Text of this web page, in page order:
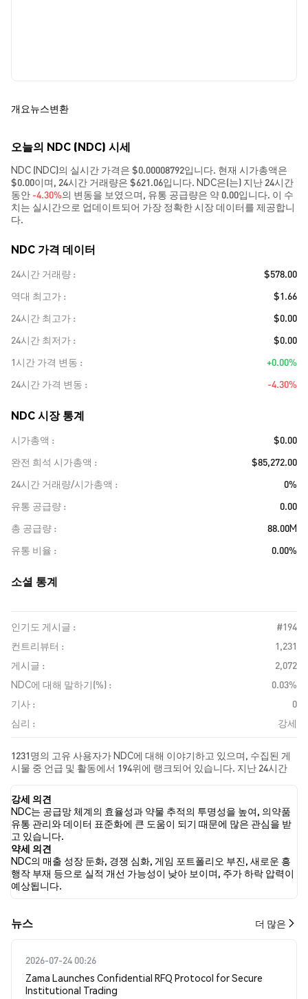
개요뉴스변환
오늘의 NDC (NDC) 시세
NDC (NDC)의 실시간 가격은 $0.00008792입니다. 현재 시가총액은
$0.00이며, 24시간 거래량은 $621.06입니다. NDC은(는) 지난 24시간
동안 -4.30%의 변동을 보였으며, 유통 공급량은 약 0.00입니다. 이 수
치는 실시간으로 업데이트되어 가장 정확한 시장 데이터를 제공합니
다.
NDC 가격 데이터
24시간 거래량
$578.00
역대 최고가
$1.66
24시간 최고가
$0.00
24시간 최저가
$0.00
1시간 가격 변동
+0.00%
24시간 가격 변동
-4.30%
NDC 시장 통계
시가총액
$0.00
완전 희석 시가총액
$85,272.00
24시간 거래량/시가총액
0%
유통 공급량
0.00
총 공급량
88.00M
유통 비율
0.00%
소셜 통계
인기도 게시글 :
#194
컨트리뷰터 :
1,231
게시글 :
2,072
NDC에 대해 말하기(%) :
0.03%
기사 :
0
심리 :
강세
1231명의 고유 사용자가 NDC에 대해 이야기하고 있으며, 수집된 게
시물 중 언급 및 활동에서 194위에 랭크되어 있습니다. 지난 24시간
막으로, NDC에 대한 뉴스 기사 0건이 게시되었습니다. 트위터에서는
37.35%의 트윗이 강세 감정을, 21.47%의 트윗이 약세 감정을 보였습
니다. 41.18%의 트윗은 NDC에 대해 중립적인 감정을 나타냈습니다.
이 감정 분석은 1410개의 트윗을 기반으로 합니다.
강세 의견
NDC는 공급망 체계의 효율성과 약물 추적의 투명성을 높여, 의약품
유통 관리와 데이터 표준화에 큰 도움이 되기 때문에 많은 관심을 받
고 있습니다.
약세 의견
NDC의 매출 성장 둔화, 경쟁 심화, 게임 포트폴리오 부진, 새로운 흥
행작 부재 등으로 실적 개선 가능성이 낮아 보이며, 주가 하락 압력이
예상됩니다.
뉴스 더 많은
2026-07-24 00:26
Zama Launches Confidential RFQ Protocol for Secure
Institutional Trading